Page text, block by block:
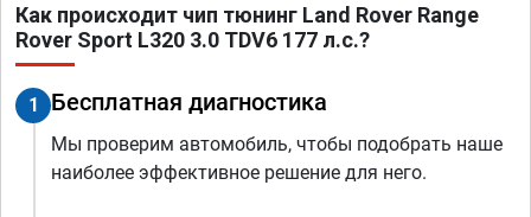
Как происходит чип тюнинг Land Rover Range
Rover Sport L320 3.0 TDV6 177 л.с.?
1 Бесплатная диагностика
Мы проверим автомобиль, чтобы подобрать наше
наиболее эффективное решение для него.